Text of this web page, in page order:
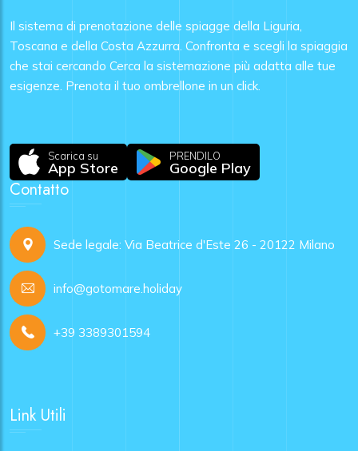
Il sistema di prenotazione delle spiagge della Liguria,
Toscana e della Costa Azzurra. Confronta e scegli la spiaggia
che stai cercando Cerca la sistemazione più adatta alle tue
esigenze. Prenota il tuo ombrellone in un click.
Scarica su
App Store
PRENDILO
Google Play
Contatto
Sede legale: Via Beatrice d'Este 26 - 20122 Milano
info@gotomare.holiday
+39 3389301594
Link Utili